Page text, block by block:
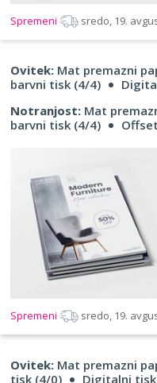
Spremeni sredo, 19.
Ovitek: Mat premazni
barvni tisk (4/4)
Notranjost: Mat
barvni tisk (4/4)
Spremeni sredo, 19.
Ovitek: Mat premazni
tisk (4/0)
Digitalni tisk